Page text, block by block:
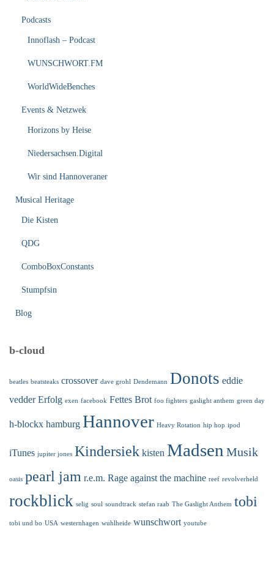
Podcasts
Innoflash – Podcast
WUNSCHWORT.FM
WorldWideBenches
Events & Netzwek
Horizons by Heise
Niedersachsen.Digital
Wir sind Hannoveraner
Musical Heritage
Die Kisten
QDG
ComboBoxConstants
Stumpfsin
Blog
b-cloud
beatles beatsteaks crossover dave grohl Dendemann Donots eddie
vedder Erfolg exen facebook Fettes Brot foo fighters gaslight anthem green day
h-blockx hamburg Hannover Heavy Rotation hip hop ipod
iTunes jupiter jones Kindersiek kisten Madsen Musik
oasis pearl jam r.e.m. Rage against the machine reef revolverheld
rockblick selig soul soundtrack stefan raab The Gaslight Anthem tobi
tobi und bo USA westernhagen wuhlheide wunschwort youtube